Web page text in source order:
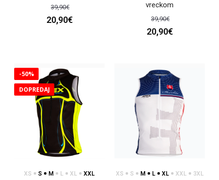
Triatlonová kombinéza SAHARA ELITE
39,90€
20,90€
vreckom
39,90€
20,90€
-50%
DOPREDAJ
XS S M L XL XXL XS S M L XL XXL 3XL